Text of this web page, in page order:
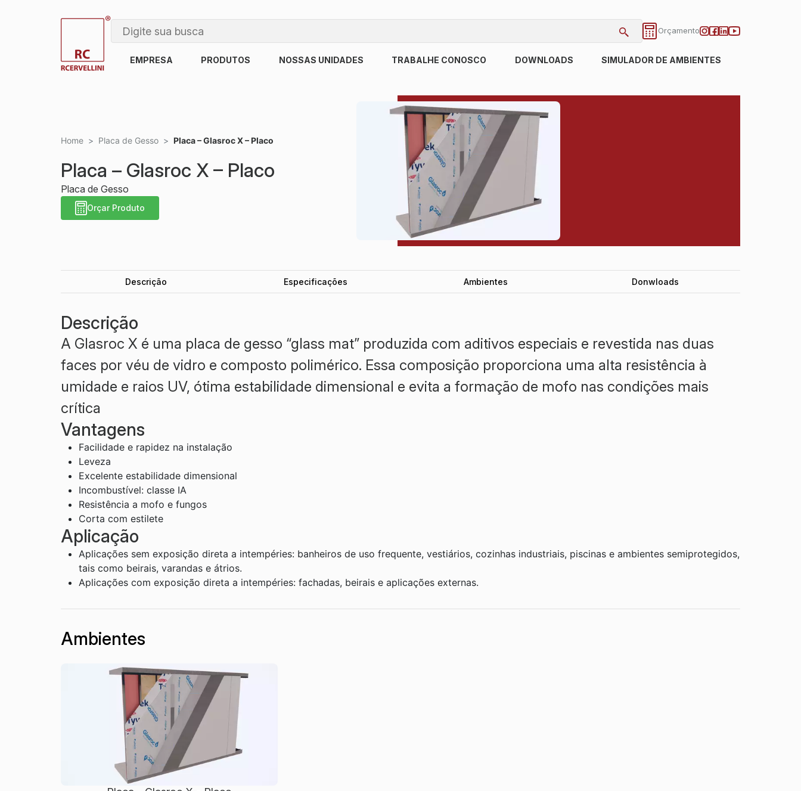
Orçamento
EMPRESA PRODUTOS NOSSAS UNIDADES TRABALHE CONOSCO DOWNLOADS SIMULADOR DE AMBIENTES
Home > Placa de Gesso > Placa – Glasroc X – Placo
Placa – Glasroc X – Placo
Placa de Gesso
Orçar Produto
Descrição Especificações Ambientes Donwloads
Descrição
A Glasroc X é uma placa de gesso “glass mat” produzida com aditivos especiais e revestida nas duas
faces por véu de vidro e composto polimérico. Essa composição proporciona uma alta resistência à
umidade e raios UV, ótima estabilidade dimensional e evita a formação de mofo nas condições mais
crítica
Vantagens
Facilidade e rapidez na instalação​
Leveza​
Excelente estabilidade dimensional​
Incombustível: classe IA​
Resistência a mofo e fungos​
Corta com estilete
Aplicação
Aplicações sem exposição direta a intempéries: banheiros de uso frequente, vestiários, cozinhas industriais, piscinas e ambientes semiprotegidos,
tais como beirais, varandas e átrios.
Aplicações com exposição direta a intempéries: fachadas, beirais e aplicações externas.
Ambientes